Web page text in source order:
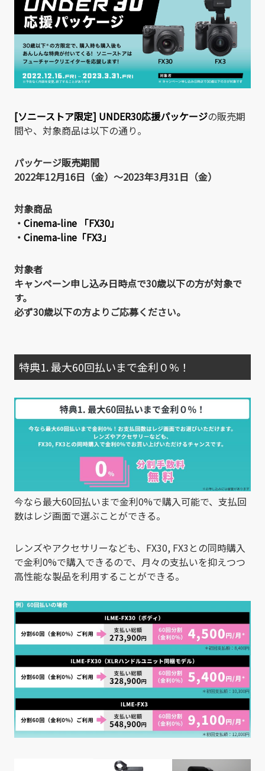
[ソニーストア限定] UNDER30応援パッケージの販売期
間や、対象商品は以下の通り。
パッケージ販売期間
2022年12月16日（金）～2023年3月31日（金）
対象商品
・ Cinema-line 「FX30」
・ Cinema-line「FX3」
対象者
キャンペーン申し込み日時点で30歳以下の方が対象で
す。
必ず30歳以下の方よりご応募ください。
特典1. 最大60回払いまで金利０%！
今なら最大60回払いまで金利0%で購入可能で、支払回
数はレジ画面で選ぶことができる。
レンズやアクセサリーなども、FX30, FX3との同時購入
で金利0%で購入できるので、月々の支払いを抑えつつ
高性能な製品を利用することができる。